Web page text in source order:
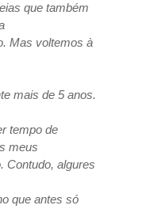
que também
Mas voltemos à
mais de 5 anos.
tempo de
meus
Contudo, algures
que antes só